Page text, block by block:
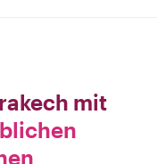
mit